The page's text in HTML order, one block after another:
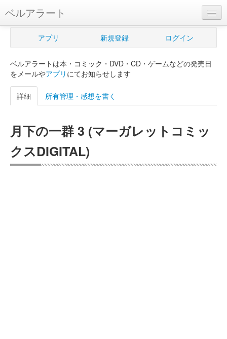
ベルアラート
ベルアラートとは
新規登録
ログイン
購入管理
Myシェルフ
アプリ 新規登録 ログイン
ベルアラートは本・コミック・DVD・CD・ゲームなどの発売日
をメールやアプリ にてお知らせします
詳細 所有管理・感想を書く
月下の一群 3 (マーガレットコミッ
クスDIGITAL)